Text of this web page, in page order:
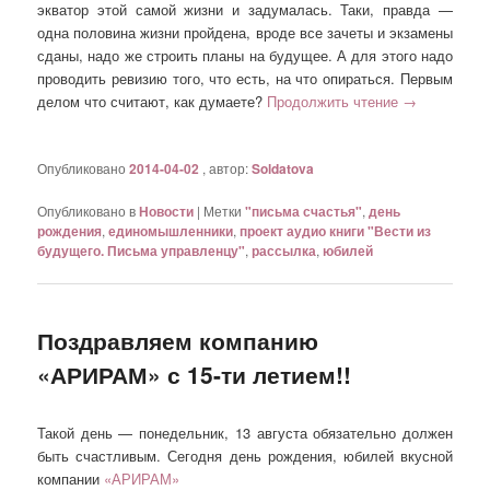
экватор этой самой жизни и задумалась. Таки, правда —
одна половина жизни пройдена, вроде все зачеты и экзамены
сданы, надо же строить планы на будущее. А для этого надо
проводить ревизию того, что есть, на что опираться. Первым
делом что считают, как думаете? Продолжить чтение →
Опубликовано2014-04-02 , автор:Soldatova
Опубликовано вНовости | Метки "письма счастья", день
рождения,единомышленники, проект аудио книги "Вести из
будущего. Письма управленцу",рассылка, юбилей
Поздравляем компанию
«АРИРАМ» с 15-ти летием!!
Такой день — понедельник, 13 августа обязательно должен
быть счастливым. Сегодня день рождения, юбилей вкусной
компании «АРИРАМ»